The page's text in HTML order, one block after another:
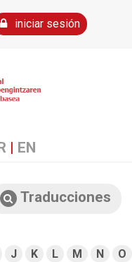
iniciar sesión
| EN
Traducciones
J K L M N
O